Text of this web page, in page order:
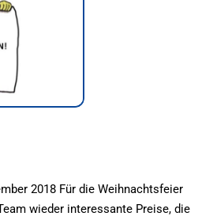
2018 Für die Weihnachtsfeier
wieder interessante Preise, die